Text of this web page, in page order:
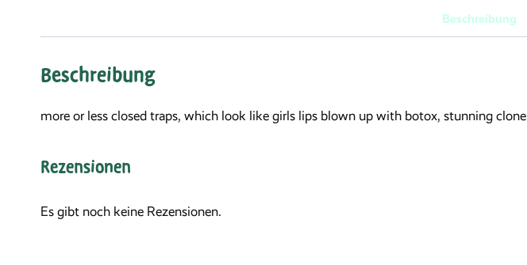
Beschreibung
Beschreibung
more or less closed traps, which look like girls lips blown up with botox, stunning clone
Rezensionen
Es gibt noch keine Rezensionen.